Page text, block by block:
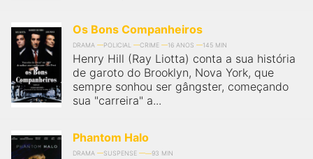
Os Bons Companheiros
DRAMA POLICIAL CRIME 16 ANOS 145 MIN
Henry Hill (Ray Liotta) conta a sua história
de garoto do Brooklyn, Nova York, que
sempre sonhou ser gângster, começando
sua "carreira" a...
Phantom Halo
DRAMA SUSPENSE 93 MIN